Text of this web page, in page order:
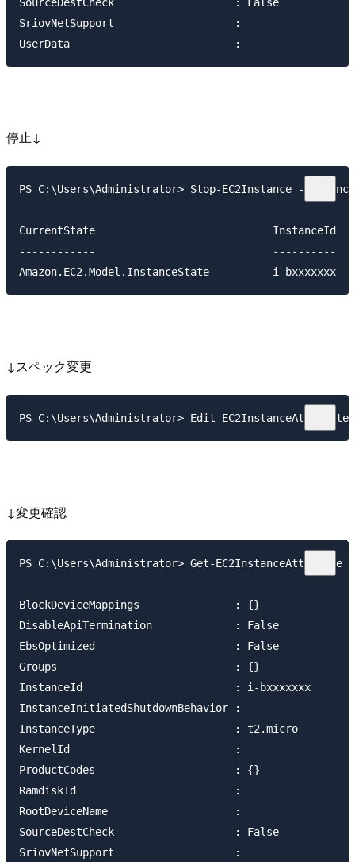
SriovNetSupport                   :
停止↓
PS C:\Users\Administrator> Stop-EC2Instance -
CurrentState                            InstanceId
------------                            ----------
↓スペック変更
↓変更確認
PS C:\Users\Administrator> Get-
BlockDeviceMappings               : {}
DisableApiTermination             : False
EbsOptimized                      : False
Groups                            : {}
InstanceId                        : i-bxxxxxxx
InstanceInitiatedShutdownBehavior :
InstanceType                      : t2.micro
KernelId                          :
ProductCodes                      : {}
RamdiskId                         :
RootDeviceName                    :
SourceDestCheck                   : False
SriovNetSupport                   :